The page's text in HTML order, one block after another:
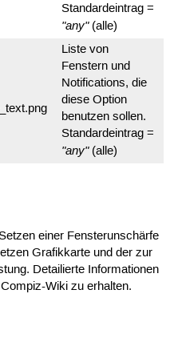
Standardeintrag =
"any"(alle)
Liste von
Fenstern und
Notifications, die
diese Option
benutzen sollen.
Standardeintrag =
"any"(alle)
einer Fensterunschärfe
Grafikkarte und der zur
Detailierte Informationen
Wiki zu erhalten.